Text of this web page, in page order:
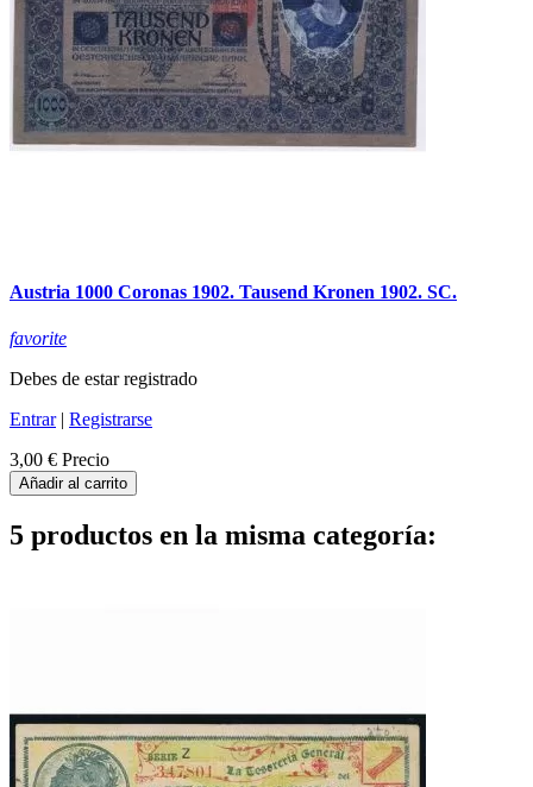
Austria 1000 Coronas 1902. Tausend Kronen 1902. SC.
favorite
Debes de estar registrado
Entrar| Registrarse
3,00 € Precio
Añadir al carrito
5 productos en la misma categoría: